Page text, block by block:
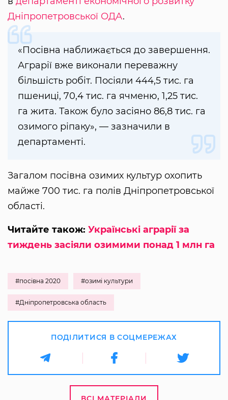
Дніпропетровської ОДА.
«Посівна наближається до завершення.
Аграрії вже виконали переважну
більшість робіт. Посіяли 444,5 тис. га
пшениці, 70,4 тис. га ячменю, 1,25 тис.
га жита. Також було засіяно 86,8 тис. га
озимого ріпаку», — зазначили в
департаменті.
Загалом посівна озимих культур охопить
майже 700 тис. га полів Дніпропетровської
області.
Читайте також: Українські аграрії за
тиждень засіяли озимими понад 1 млн га
#посівна 2020 #озимі культури
#Дніпропетровська область
ПОДІЛИТИСЯ В СОЦМЕРЕЖАХ